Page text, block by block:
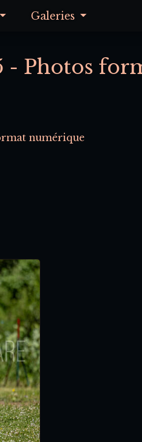
- Photos
numérique
Galeries